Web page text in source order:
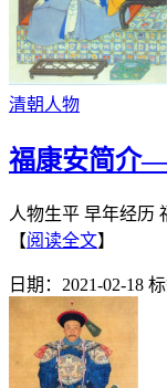
清朝人物
福康安简介
人物生平 早年经历
【阅读全文】
日期：2021-02-18 标